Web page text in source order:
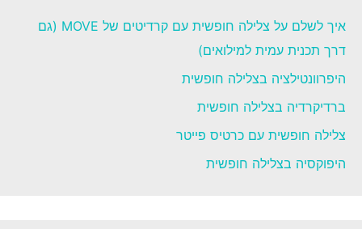
איך לשלם על צלילה חופשית עם קרדיטים של MOVE (גם
דרך תכנית עמית למילואים)
היפרוונטילציה בצלילה חופשית
ברדיקרדיה בצלילה חופשית
צלילה חופשית עם כרטיס פייטר
היפוקסיה בצלילה חופשית